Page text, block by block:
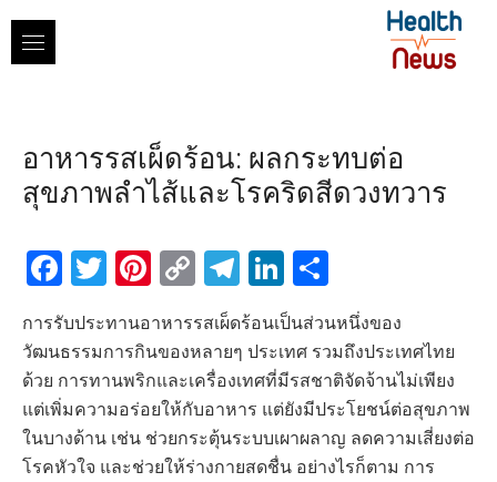
content
อาหารรสเผ็ดร้อน: ผลกระทบต่อ
สุขภาพลำไส้และโรคริดสีดวงทวาร
Facebook
Twitter
Pinterest
Copy
Link
Telegram
LinkedIn
การรับประทานอาหารรสเผ็ดร้อนเป็นส่วนหนึ่งของ
วัฒนธรรมการกินของหลายๆ ประเทศ รวมถึงประเทศไทย
ด้วย การทานพริกและเครื่องเทศที่มีรสชาติจัดจ้านไม่เพียง
แต่เพิ่มความอร่อยให้กับอาหาร แต่ยังมีประโยชน์ต่อสุขภาพ
ในบางด้าน เช่น ช่วยกระตุ้นระบบเผาผลาญ ลดความเสี่ยงต่อ
โรคหัวใจ และช่วยให้ร่างกายสดชื่น อย่างไรก็ตาม การ